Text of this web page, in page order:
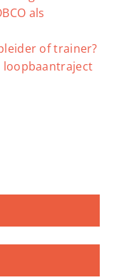
als
of trainer?
loopbaantraject